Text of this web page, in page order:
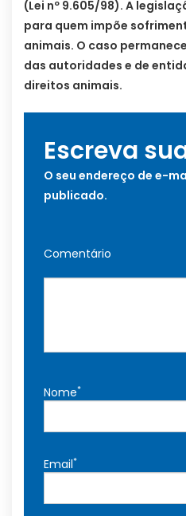
(Lei nº 9.605/98). A
para quem impõe
animais. O caso
das autoridades e de
direitos animais.
Escreva
O seu endereço de e-
publicado.
Comentário
Nome*
Email*